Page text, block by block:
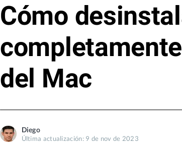
Cómo
del Mac
Diego
Última actualización: 9 de nov de 2023